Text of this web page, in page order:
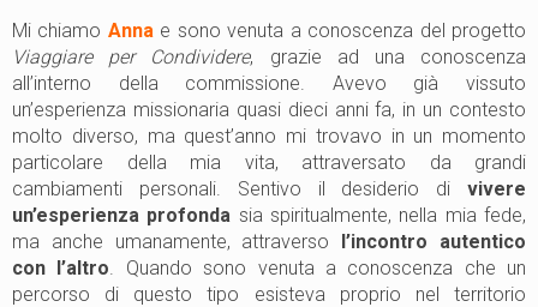
Mi chiamo Anna e sono venuta a conoscenza del progetto
Viaggiare per Condividere, grazie ad una conoscenza
all’interno della commissione. Avevo già vissuto
un’esperienza missionaria quasi dieci anni fa, in un contesto
molto diverso, ma quest’anno mi trovavo in un momento
particolare della mia vita, attraversato da grandi
cambiamenti personali. Sentivo il desiderio di vivere
un’esperienza profonda sia spiritualmente, nella mia fede,
ma anche umanamente, attraverso l’incontro autentico
con l’altro . Quando sono venuta a conoscenza che un
percorso di questo tipo esisteva proprio nel territorio